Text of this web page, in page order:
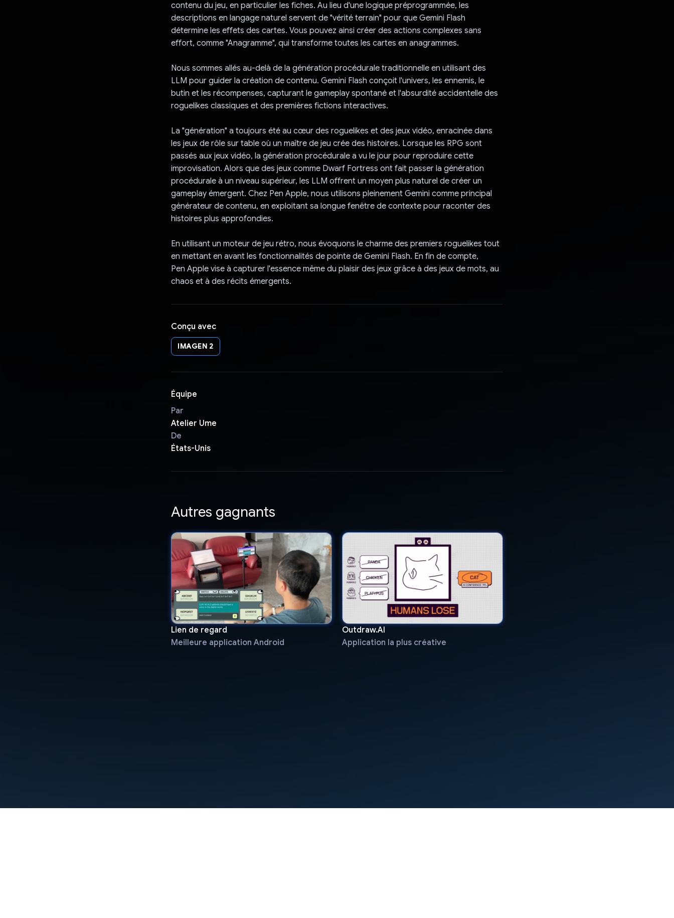
contenu du jeu, en particulier les fiches. Au lieu d'une logique préprogrammée, les
descriptions en langage naturel servent de "vérité terrain" pour que Gemini Flash
détermine les effets des cartes. Vous pouvez ainsi créer des actions complexes sans
effort, comme "Anagramme", qui transforme toutes les cartes en anagrammes.
Nous sommes allés au-delà de la génération procédurale traditionnelle en utilisant des
LLM pour guider la création de contenu. Gemini Flash conçoit l'univers, les ennemis, le
butin et les récompenses, capturant le gameplay spontané et l'absurdité accidentelle des
roguelikes classiques et des premières fictions interactives.
La "génération" a toujours été au cœur des roguelikes et des jeux vidéo, enracinée dans
les jeux de rôle sur table où un maître de jeu crée des histoires. Lorsque les RPG sont
passés aux jeux vidéo, la génération procédurale a vu le jour pour reproduire cette
improvisation. Alors que des jeux comme Dwarf Fortress ont fait passer la génération
procédurale à un niveau supérieur, les LLM offrent un moyen plus naturel de créer un
gameplay émergent. Chez Pen Apple, nous utilisons pleinement Gemini comme principal
générateur de contenu, en exploitant sa longue fenêtre de contexte pour raconter des
histoires plus approfondies.
En utilisant un moteur de jeu rétro, nous évoquons le charme des premiers roguelikes tout
en mettant en avant les fonctionnalités de pointe de Gemini Flash. En fin de compte,
Pen Apple vise à capturer l'essence même du plaisir des jeux grâce à des jeux de mots, au
chaos et à des récits émergents.
Conçu avec
IMAGEN 2
Équipe
Par
Atelier Ume
De
États-Unis
Autres gagnants
Lien de regard
Meilleure application Android
Outdraw.AI
Application la plus créative